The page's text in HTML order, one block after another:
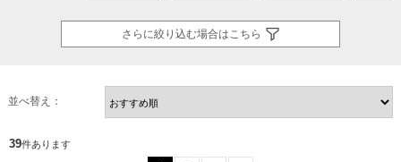
さらに絞り込む場合はこちら
並べ替え：
39件あります